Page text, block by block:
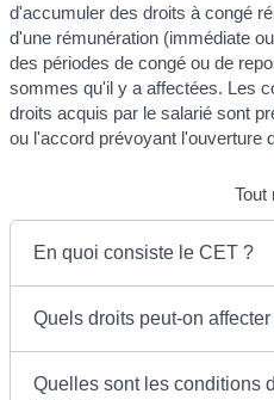
d'accumuler des droits à congé
d'une rémunération (immédiate
des périodes de congé ou de
sommes qu'il y a affectées. Les
droits acquis par le salarié sont
ou l'accord prévoyant l'ouverture
Tout
En quoi consiste le CET ?
Quels droits peut-on
Quelles sont les conditions